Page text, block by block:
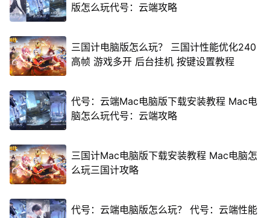
版怎么玩代号：云端攻略
三国计电脑版怎么玩？ 三国计性能优化240
高帧 游戏多开 后台挂机 按键设置教程
代号：云端Mac电脑版下载安装教程 Mac电
脑怎么玩代号：云端攻略
三国计Mac电脑版下载安装教程 Mac电脑怎
么玩三国计攻略
代号：云端电脑版怎么玩？ 代号：云端性能